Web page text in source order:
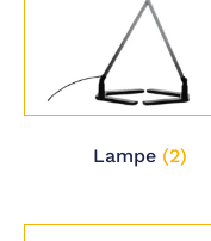
Lampe (2)